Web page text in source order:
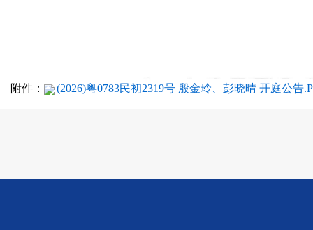
附件： (2026)粤0783民初2319号 殷金玲、彭晓晴 开庭公告